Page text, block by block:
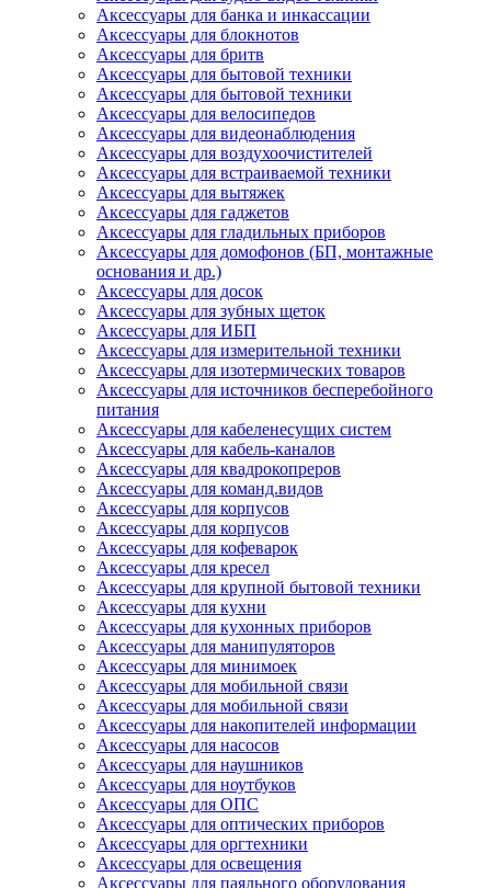
Аксессуары для банка и инкассации
Аксессуары для блокнотов
Аксессуары для бритв
Аксессуары для бытовой техники
Аксессуары для бытовой техники
Аксессуары для велосипедов
Аксессуары для видеонаблюдения
Аксессуары для воздухоочистителей
Аксессуары для встраиваемой техники
Аксессуары для вытяжек
Аксессуары для гаджетов
Аксессуары для гладильных приборов
Аксессуары для домофонов (БП, монтажные
основания и др.)
Аксессуары для досок
Аксессуары для зубных щеток
Аксессуары для ИБП
Аксессуары для измерительной техники
Аксессуары для изотермических товаров
Аксессуары для источников бесперебойного
питания
Аксессуары для кабеленесущих систем
Аксессуары для кабель-каналов
Аксессуары для квадрокопреров
Аксессуары для команд.видов
Аксессуары для корпусов
Аксессуары для корпусов
Аксессуары для кофеварок
Аксессуары для кресел
Аксессуары для крупной бытовой техники
Аксессуары для кухни
Аксессуары для кухонных приборов
Аксессуары для манипуляторов
Аксессуары для минимоек
Аксессуары для мобильной связи
Аксессуары для мобильной связи
Аксессуары для накопителей информации
Аксессуары для насосов
Аксессуары для наушников
Аксессуары для ноутбуков
Аксессуары для ОПС
Аксессуары для оптических приборов
Аксессуары для оргтехники
Аксессуары для освещения
Аксессуары для паяльного оборудования